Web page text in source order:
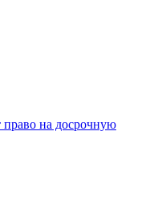
право на досрочную